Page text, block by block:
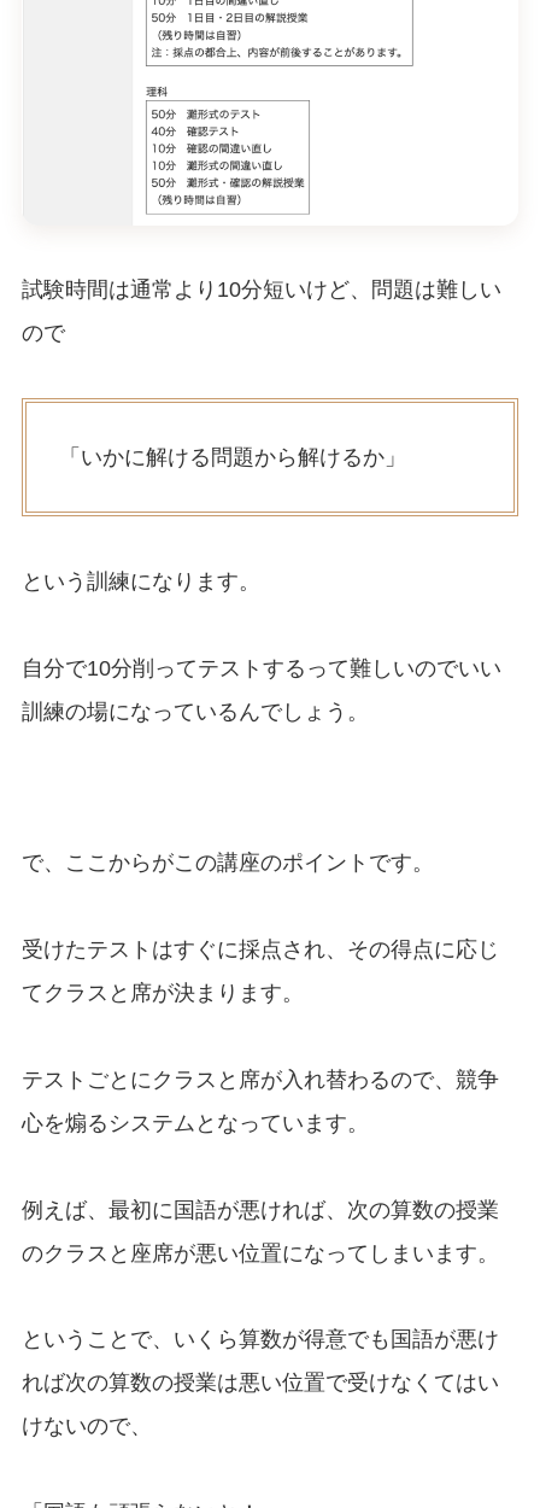
試験時間は通常より10分短いけど、問題は難しい
ので
「いかに解ける問題から解けるか」
という訓練になります。
自分で10分削ってテストするって難しいのでいい
訓練の場になっているんでしょう。
で、ここからがこの講座のポイントです。
受けたテストはすぐに採点され、その得点に応じ
てクラスと席が決まります。
テストごとにクラスと席が入れ替わるので、競争
心を煽るシステムとなっています。
例えば、最初に国語が悪ければ、次の算数の授業
のクラスと座席が悪い位置になってしまいます。
ということで、いくら算数が得意でも国語が悪け
れば次の算数の授業は悪い位置で受けなくてはい
けないので、